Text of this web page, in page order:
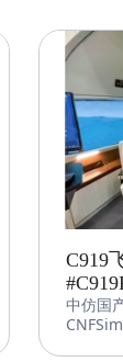
包含
板，双
高质量
顶灯、
精密的
件；
带导轨
节。
C919
中仿国